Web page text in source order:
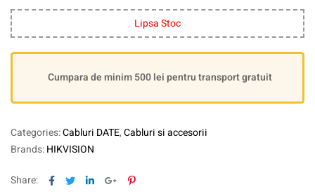
Lipsa Stoc
Cumpara de minim 500 lei pentru transport gratuit
Categories:Cabluri DATE,Cabluri si accesorii
Brands:HIKVISION
Share: Facebook
TwitterLinkedinGoogle+Pinterest